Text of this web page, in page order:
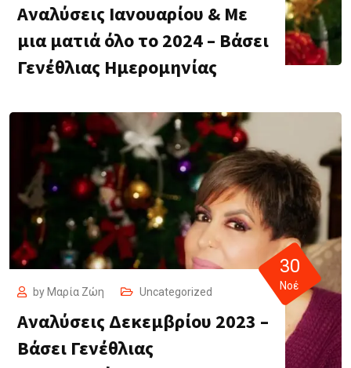
Αναλύσεις Ιανουαρίου & Με
μια ματιά όλο το 2024 – Βάσει
Γενέθλιας Ημερομηνίας
by Μαρία Ζώη Uncategorized
Αναλύσεις Δεκεμβρίου 2023 –
Βάσει Γενέθλιας
30
Νοέ